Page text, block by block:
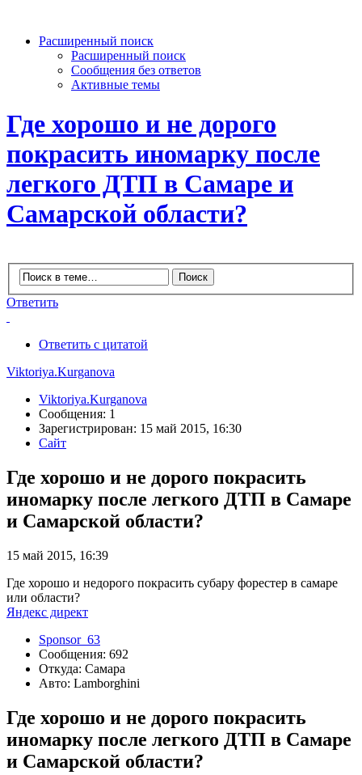
Расширенный поиск
Расширенный поиск
Сообщения без ответов
Активные темы
Где хорошо и не дорого
покрасить иномарку после
легкого ДТП в Самаре и
Самарской области?
Ответить
Ответить с цитатой
Viktoriya.Kurganova
Viktoriya.Kurganova
Сообщения: 1
Зарегистрирован: 15 май 2015, 16:30
Сайт
Где хорошо и не дорого покрасить
иномарку после легкого ДТП в Самаре
и Самарской области?
15 май 2015, 16:39
Где хорошо и недорого покрасить субару форестер в самаре
или области?
Яндекс директ
Sponsor_63
Сообщения: 692
Откуда: Самара
Авто: Lamborghini
Где хорошо и не дорого покрасить
иномарку после легкого ДТП в Самаре
и Самарской области?